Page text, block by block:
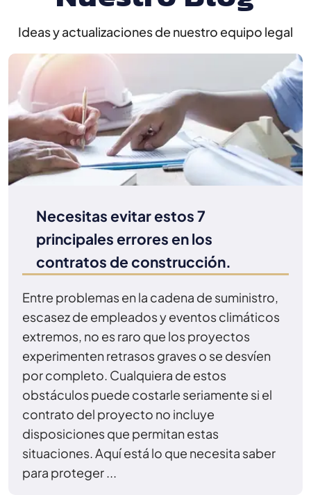
Ideas y actualizaciones de nuestro equipo legal
Necesitas evitar estos 7
principales errores en los
contratos de construcción.
Entre problemas en la cadena de suministro,
escasez de empleados y eventos climáticos
extremos, no es raro que los proyectos
experimenten retrasos graves o se desvíen
por completo. Cualquiera de estos
obstáculos puede costarle seriamente si el
contrato del proyecto no incluye
disposiciones que permitan estas
situaciones. Aquí está lo que necesita saber
para proteger ...